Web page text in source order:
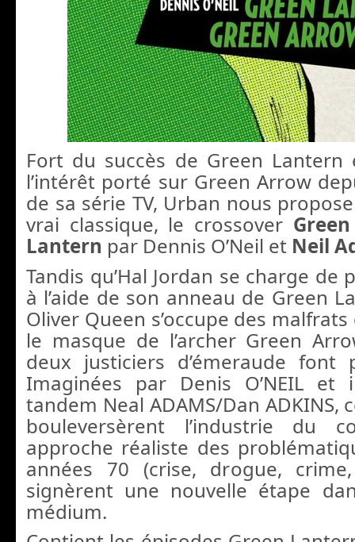
Fort du succès de Green Lantern
l’intérêt porté sur Green Arrow
de sa série TV, Urban nous
vrai classique, le crossover
Lantern par Dennis O’Neil et Neil
Tandis qu’Hal Jordan se charge de
à l’aide de son anneau de Green
Oliver Queen s’occupe des
le masque de l’archer Green
deux justiciers d’émeraude font
Imaginées par Denis O’NEIL et
tandem Neal ADAMS/Dan ADKINS,
bouleversèrent l’industrie du
approche réaliste des
années 70 (crise, drogue,
signèrent une nouvelle étape
médium.